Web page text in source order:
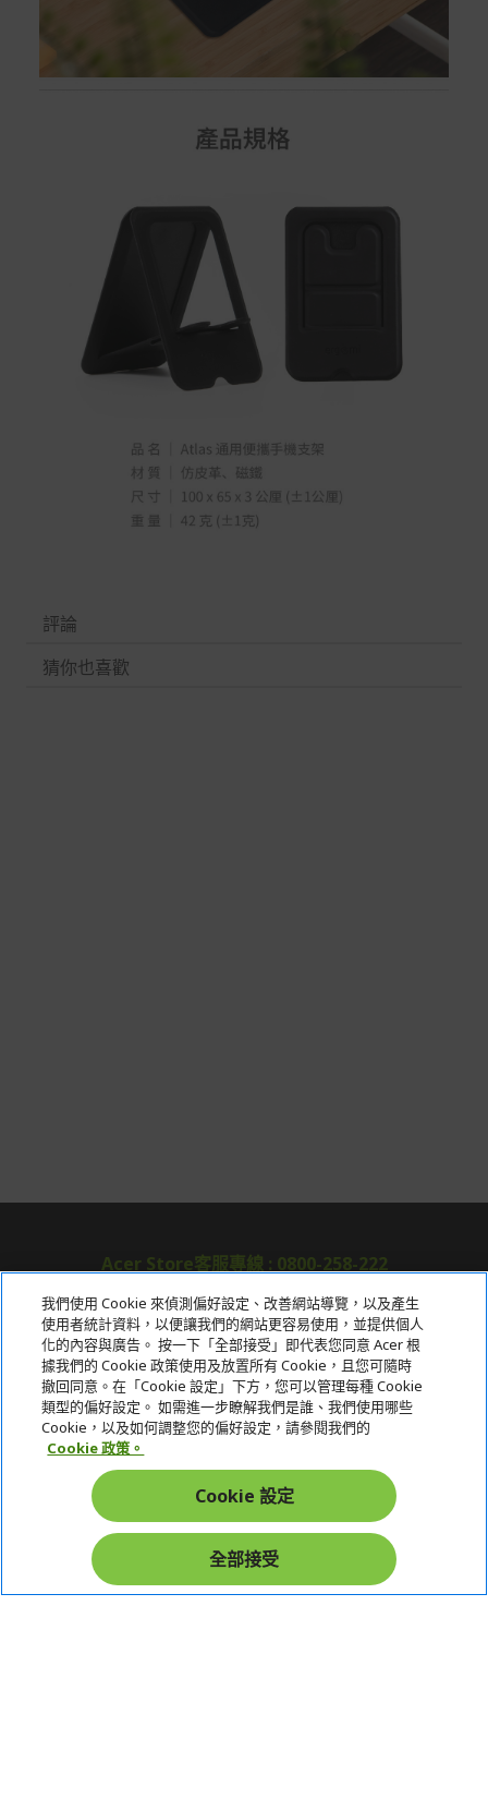
評論
猜你也喜歡
Acer Store客服專線 : 0800-258-222
關於宏碁
服務
宏碁網路商城
在社群上追蹤 Acer
我們使用 Cookie 來偵測偏好設定、改善網站導覽，以及產生
使用者統計資料，以便讓我們的網站更容易使用，並提供個人
化的內容與廣告。 按一下「全部接受」即代表您同意 Acer 根
據我們的 Cookie 政策使用及放置所有 Cookie，且您可隨時
撤回同意。在「Cookie 設定」下方，您可以管理每種 Cookie
類型的偏好設定。 如需進一步瞭解我們是誰、我們使用哪些
Cookie，以及如何調整您的偏好設定，請參閱我們的
Cookie 政策。
Cookie 設定
全部接受